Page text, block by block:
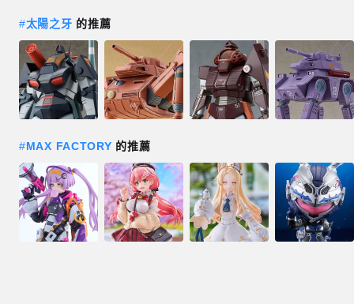
#太陽之牙 的推薦
#MAX FACTORY 的推薦